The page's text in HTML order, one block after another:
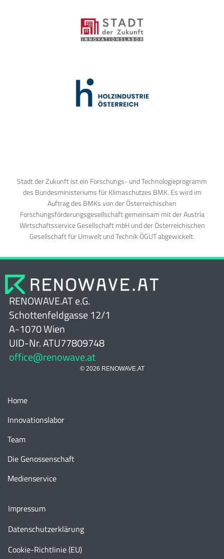
Stadt der Zukunft ist ein Forschungs- und Technologieprogramm
des Bundesministeriums für Klimaschutzes BMK. Es wird im
Auftrag des BMKs von der Österreichischen
Forschungsförderungsgesellschaft gemeinsam mit der Austria
Wirtschaftsservice Gesellschaft mbH und der Österreichischen
Gesellschaft für Umwelt und Technik ÖGUT abgewickelt.
RENOWAVE.AT e.G.
Schottenfeldgasse 12/1
A-1070 Wien
UID-Nr. ATU77809748
office@renowave.at
© 2026 RENOWAVE.AT
Home
Innovationslabor
Team
Die Genossenschaft
Medienservice
Impressum
Datenschutzerklärung
Cookie-Richtlinie (EU)